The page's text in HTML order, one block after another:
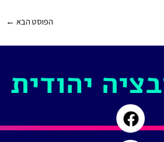
הפוסט הבא ←